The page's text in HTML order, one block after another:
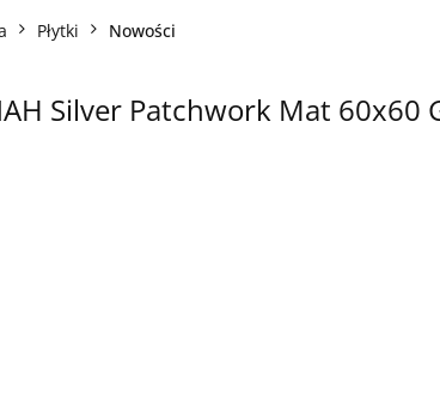
Płytki Nowości
Silver Patchwork Mat 60x60